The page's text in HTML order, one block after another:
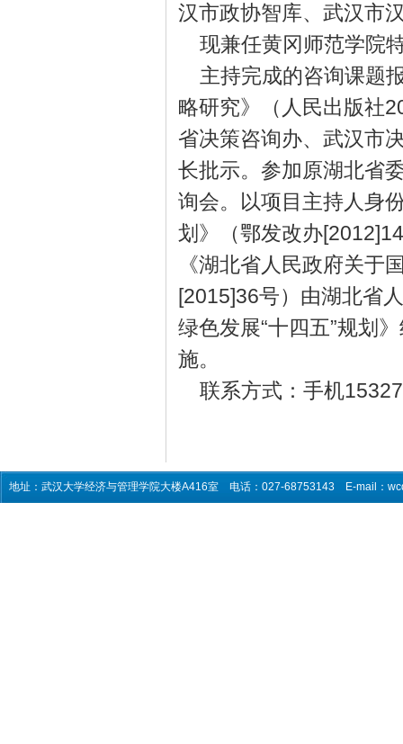
汉市政协智库、武汉市
现兼任黄冈师范学院
主持完成的咨询课题
略研究》（人民出版社
省决策咨询办、武汉市
长批示。参加原湖北省
询会。以项目主持人身
划》（鄂发改办
《湖北省人民政府关于
[2015]36号）由湖北省
绿色发展“十四五”规划
施。
联系方式：手机
地址：武汉大学经济与管理学院大楼A416室 电话：027-68753143 E-mail：